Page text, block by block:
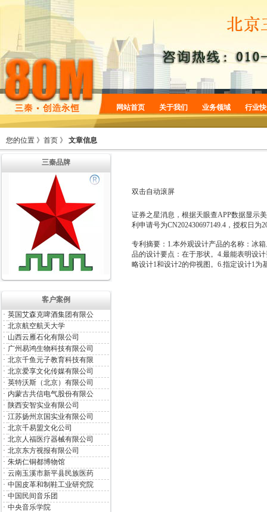
网站首页 关于我们
企业简介
业务领域
商标服务
行业
您的位置 》 首页 》 文章信息
三秦品牌
客户案例
· 英国艾森克啤酒集团有限公
· 北京航空航天大学
· 山西云雁石化有限公司
· 广州易鸿生物科技有限公司
· 北京千鱼元子教育科技有限
· 北京爱享文化传媒有限公司
· 英特沃斯（北京）有限公司
· 内蒙古共信电气股份有限公
· 陕西安智实业有限公司
· 江苏扬州京国实业有限公司
· 北京千易盟文化公司
· 北京人福医疗器械有限公司
· 北京东方视报有限公司
· 朱炳仁铜都博物馆
· 云南玉溪市新平县民族医药
· 中国皮革和制鞋工业研究院
· 中国民间音乐团
· 中央音乐学院
双击自动滚屏
证券之星消息，根据天眼查APP数据显示
利申请号为CN202430697149.4，授权日为
专利摘要：1.本外观设计产品的名称：冰
品的设计要点：在于形状。4.最能表明设
略设计1和设计2的仰视图。6.指定设计1为